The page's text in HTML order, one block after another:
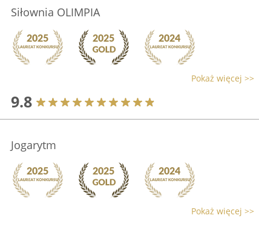
Siłownia OLIMPIA
Pokaż więcej >>
9.8
Jogarytm
Pokaż więcej >>